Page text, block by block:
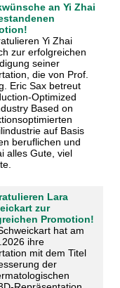
an Yi Zhai
Yi Zhai
zur erfolgreichen
seiner
die von Prof.
Eric Sax betreut
Optimized
Based on
auf Basis
beruflichen und
alles Gute, viel
Lara
zur
Promotion!
hat am
ihre
mit dem Titel
der